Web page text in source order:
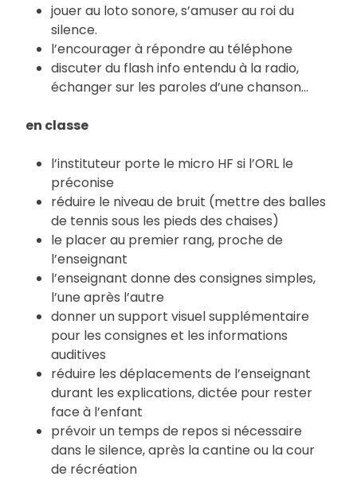
jouer au loto sonore, s’amuser au roi du
silence.
l’encourager à répondre au téléphone
discuter du flash info entendu à la radio,
échanger sur les paroles d’une chanson…
en classe
l’instituteur porte le micro HF si l’ORL le
préconise
réduire le niveau de bruit (mettre des balles
de tennis sous les pieds des chaises)
le placer au premier rang, proche de
l’enseignant
l’enseignant donne des consignes simples,
l’une après l’autre
donner un support visuel supplémentaire
pour les consignes et les informations
auditives
réduire les déplacements de l’enseignant
durant les explications, dictée pour rester
face à l’enfant
prévoir un temps de repos si nécessaire
dans le silence, après la cantine ou la cour
de récréation